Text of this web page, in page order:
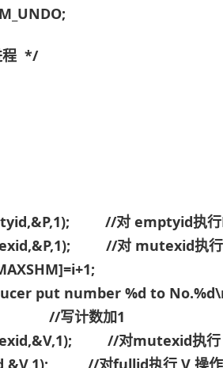
*/
//对 emptyid执行
//对 mutexid执行
put number %d to
写计数加1
//对mutexid执行
//对fullid执行 V 操作